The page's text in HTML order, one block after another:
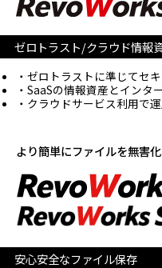
ゼロトラスト/クラウド情報
ゼロトラストに準じてセ
SaaSの情報資産とインタ
クラウドサービス利用で
より簡単にファイルを無害化
安心安全なファイル保存